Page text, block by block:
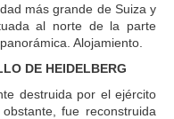
más grande de Suiza y
al norte de la parte
Alojamiento.
DE HEIDELBERG
destruida por el ejército
fue reconstruida